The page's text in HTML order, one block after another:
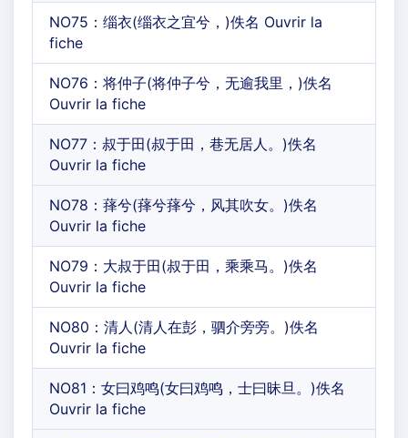
NO75：缁衣(缁衣之宜兮，)佚名 Ouvrir la
fiche
NO76：将仲子(将仲子兮，无逾我里，)佚名
Ouvrir la fiche
NO77：叔于田(叔于田，巷无居人。)佚名
Ouvrir la fiche
NO78：萚兮(萚兮萚兮，风其吹女。)佚名
Ouvrir la fiche
NO79：大叔于田(叔于田，乘乘马。)佚名
Ouvrir la fiche
NO80：清人(清人在彭，驷介旁旁。)佚名
Ouvrir la fiche
NO81：女曰鸡鸣(女曰鸡鸣，士曰昧旦。)佚名
Ouvrir la fiche